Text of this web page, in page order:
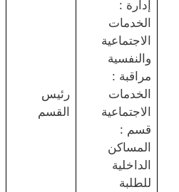
إدارة :
الخدمات
الاجتماعية
والنفسية
مراقبة :
الخدمات
الاجتماعية
قسم :
المساكن
الداخلية
للطلبة
رئيس
القسم